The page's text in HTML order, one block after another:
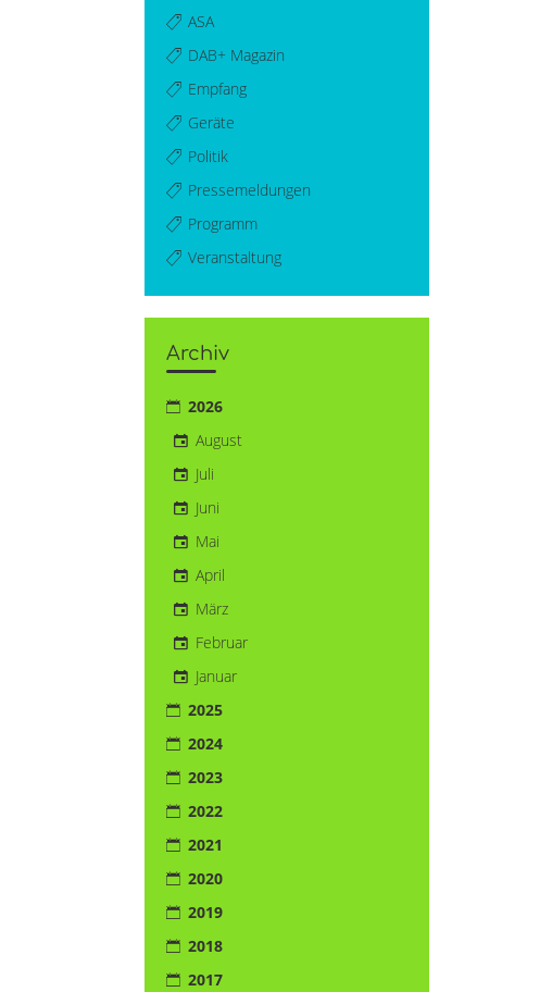
ASA
DAB+ Magazin
Empfang
Geräte
Politik
Pressemeldungen
Programm
Veranstaltung
Archiv
2026
August
Juli
Juni
Mai
April
März
Februar
Januar
2025
2024
2023
2022
2021
2020
2019
2018
2017